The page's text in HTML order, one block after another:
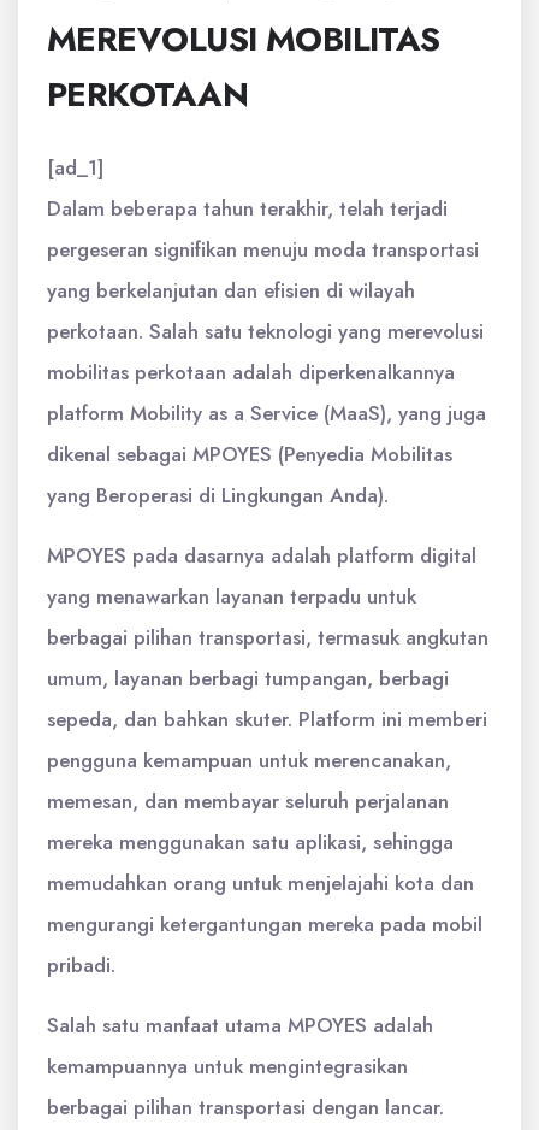
MEREVOLUSI MOBILITAS
PERKOTAAN
[ad_1]
Dalam beberapa tahun terakhir, telah terjadi
pergeseran signifikan menuju moda transportasi
yang berkelanjutan dan efisien di wilayah
perkotaan. Salah satu teknologi yang merevolusi
mobilitas perkotaan adalah diperkenalkannya
platform Mobility as a Service (MaaS), yang juga
dikenal sebagai MPOYES (Penyedia Mobilitas
yang Beroperasi di Lingkungan Anda).
MPOYES pada dasarnya adalah platform digital
yang menawarkan layanan terpadu untuk
berbagai pilihan transportasi, termasuk angkutan
umum, layanan berbagi tumpangan, berbagi
sepeda, dan bahkan skuter. Platform ini memberi
pengguna kemampuan untuk merencanakan,
memesan, dan membayar seluruh perjalanan
mereka menggunakan satu aplikasi, sehingga
memudahkan orang untuk menjelajahi kota dan
mengurangi ketergantungan mereka pada mobil
pribadi.
Salah satu manfaat utama MPOYES adalah
kemampuannya untuk mengintegrasikan
berbagai pilihan transportasi dengan lancar.